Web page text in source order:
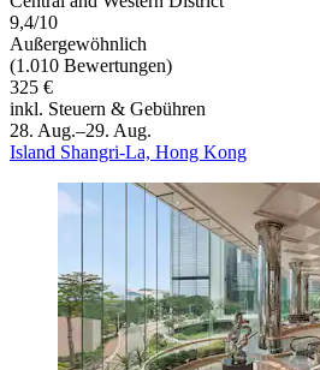
9,4/10
Außergewöhnlich
(1.010 Bewertungen)
325 €
inkl. Steuern & Gebühren
28. Aug.–29. Aug.
Island Shangri-La, Hong Kong